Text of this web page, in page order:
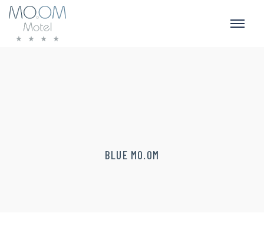
BLUE MO.OM